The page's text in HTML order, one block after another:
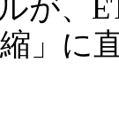
が、
」に